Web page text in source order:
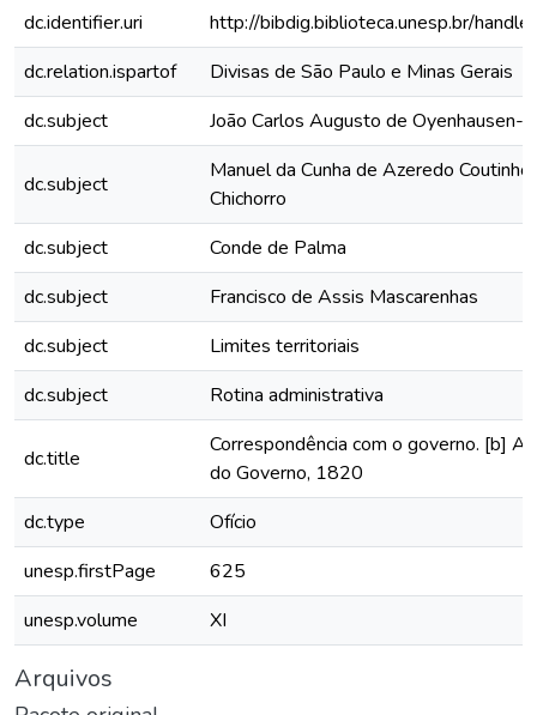
dc.identifier.uri
http://bibdig.biblioteca.unesp.br/
dc.relation.ispartof
Divisas de São Paulo e Minas Gerais
dc.subject
João Carlos Augusto de Oyenhausen-
dc.subject
Manuel da Cunha de Azeredo Coutinho
Chichorro
dc.subject
Conde de Palma
dc.subject
Francisco de Assis Mascarenhas
dc.subject
Limites territoriais
dc.subject
Rotina administrativa
dc.title
Correspondência com o governo. [b]
do Governo, 1820
dc.type
Ofício
unesp.firstPage
625
unesp.volume
XI
Arquivos